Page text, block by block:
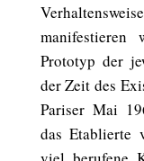
Prototyp der
der Zeit des
Pariser Mai
das Etablierte